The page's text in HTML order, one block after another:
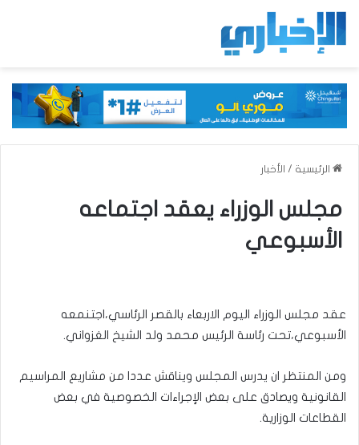
الرئيسية / الأخبار
مجلس الوزراء يعقد اجتماعه
الأسبوعي
عقد مجلس الوزراء اليوم الاربعاء بالقصر الرئاسي،اجتنمعه
الأسبوعي،تحت رئاسة الرئيس محمد ولد الشيخ الغزواني.
ومن المنتظر ان يدرس المجلس ويناقش عددا من مشاريع المراسيم
القانونية ويصادق على بعض الإجراءات الخصوصية في بعض
القطاعات الوزارية.